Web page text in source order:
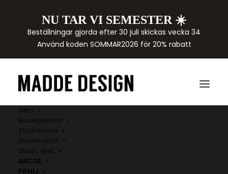
NU TAR VI SEMESTER ☀️
Beställningar gjorda efter 30 juli skickas vecka 34
Använd koden SOMMAR2026 för 20% rabatt
Hem
Musikposters
Stjärnkartor
Stadskartor
Stad i text
ABCDE
FGHIJ